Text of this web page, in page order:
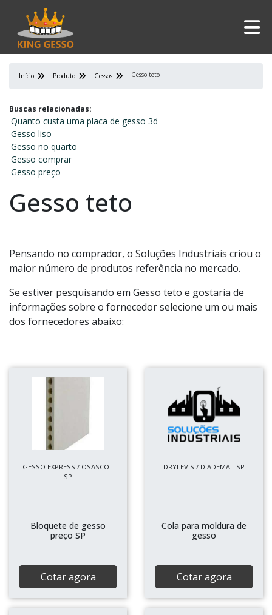
Início Produto Gessos Gesso teto
Buscas relacionadas:
Quanto custa uma placa de gesso 3d
Gesso liso
Gesso no quarto
Gesso comprar
Gesso preço
Gesso teto
Pensando no comprador, o Soluções Industriais criou o
maior número de produtos referência no mercado.
Se estiver pesquisando em Gesso teto e gostaria de
informações sobre o fornecedor selecione um ou mais
dos fornecedores abaixo:
GESSO EXPRESS / OSASCO -
SP
Bloquete de gesso
preço SP
Cotar agora
DRYLEVIS / DIADEMA - SP
Cola para moldura de
gesso
Cotar agora